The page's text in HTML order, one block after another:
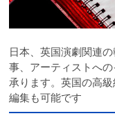
日本、英国演劇関連
事、アーティストへ
承ります。英国の高
編集も可能です